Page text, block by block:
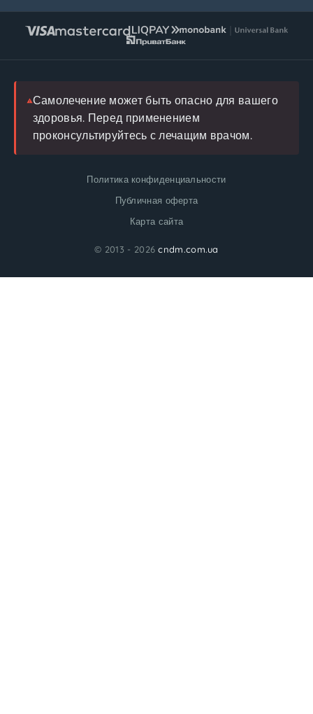
Условия обслуживания
Возврат
Инструкции
Врач
Самолечение может быть опасно для вашего
здоровья. Перед применением
проконсультируйтесь с лечащим врачом.
Политика конфиденциальности
Публичная оферта
Карта сайта
© 2013 - 2026cndm.com.ua